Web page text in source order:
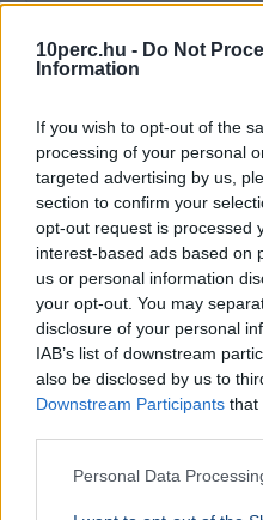
10perc.hu - Do Not
Information
If you wish to opt-out of the
processing of your personal
targeted advertising by us,
section to confirm your
opt-out request is processed
interest-based ads based on
us or personal information
your opt-out. You may
disclosure of your personal
IAB’s list of downstream
also be disclosed by us to
Downstream Participants that
Personal Data
Élő közvetítés
mexikói influenszert
Rendőrség Gyilkosság TikTok
közben lőtte agyon két
gyilkosság hátterében